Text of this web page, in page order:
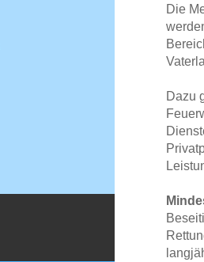
Die
Dazu